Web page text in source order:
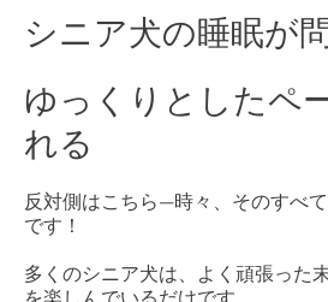
シニア犬の睡眠が
ゆっくりとしたペ
れる
反対側はこちら—時々、そのすべ
です！
多くのシニア犬は、よく頑張った
を楽しんでいるだけです。